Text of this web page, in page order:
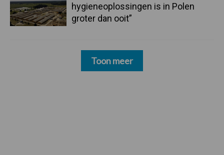
hygieneoplossingen is in Polen
groter dan ooit”
Toon meer